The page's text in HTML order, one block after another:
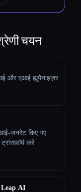
चयन
और एआई ह्यूमैनाइज़र
जनरेट किए गए
करें
AI